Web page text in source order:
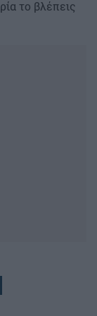
το βλέπεις